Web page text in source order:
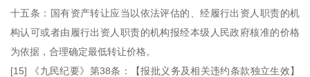
十五条：国有资产转让应当以依法评估的、经履行出资人职责的机
构认可或者由履行出资人职责的机构报经本级人民政府核准的价格
为依据，合理确定最低转让价格。
[15] 《九民纪要》第38条：【报批义务及相关违约条款独立生效】